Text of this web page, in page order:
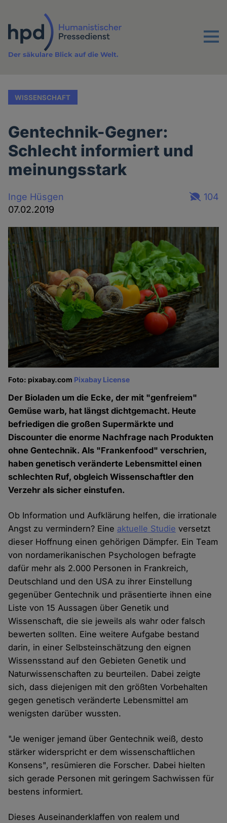
Inhalt
Menu
Der säkulare Blick auf die Welt.
WISSENSCHAFT
Gentechnik-Gegner:
Schlecht informiert und
meinungsstark
Inge Hüsgen
07.02.2019
104
Foto: pixabay.com Pixabay License
Der Bioladen um die Ecke, der mit "genfreiem"
Gemüse warb, hat längst dichtgemacht. Heute
befriedigen die großen Supermärkte und
Discounter die enorme Nachfrage nach Produkten
ohne Gentechnik. Als "Frankenfood" verschrien,
haben genetisch veränderte Lebensmittel einen
schlechten Ruf, obgleich Wissenschaftler den
Verzehr als sicher einstufen.
Ob Information und Aufklärung helfen, die irrationale
Angst zu vermindern? Eine aktuelle Studie versetzt
dieser Hoffnung einen gehörigen Dämpfer. Ein Team
von nordamerikanischen Psychologen befragte
dafür mehr als 2.000 Personen in Frankreich,
Deutschland und den USA zu ihrer Einstellung
gegenüber Gentechnik und präsentierte ihnen eine
Liste von 15 Aussagen über Genetik und
Wissenschaft, die sie jeweils als wahr oder falsch
bewerten sollten. Eine weitere Aufgabe bestand
darin, in einer Selbsteinschätzung den eignen
Wissensstand auf den Gebieten Genetik und
Naturwissenschaften zu beurteilen. Dabei zeigte
sich, dass diejenigen mit den größten Vorbehalten
gegen genetisch veränderte Lebensmittel am
wenigsten darüber wussten.
"Je weniger jemand über Gentechnik weiß, desto
stärker widerspricht er dem wissenschaftlichen
Konsens", resümieren die Forscher. Dabei hielten
sich gerade Personen mit geringem Sachwissen für
bestens informiert.
Dieses Auseinanderklaffen von realem und